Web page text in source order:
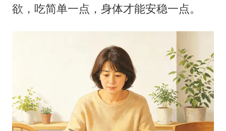
欲，吃简单一点，身体才能安稳一点。